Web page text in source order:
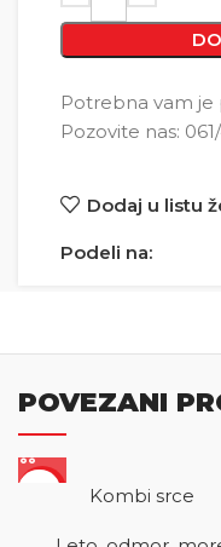
Potrebna vam je
Pozovite nas: 061/
Dodaj u listu
Podeli na:
POVEZANI
Kombi srce